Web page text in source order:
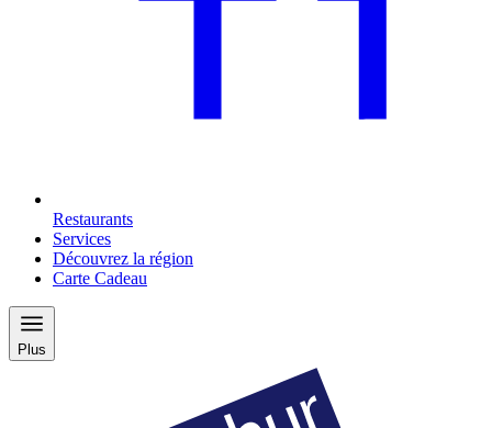
Restaurants
Services
Découvrez la région
Carte Cadeau
Plus